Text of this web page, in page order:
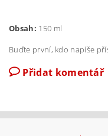
Obsah: 150 ml
Buďte první, kdo napíše
Přidat komentář